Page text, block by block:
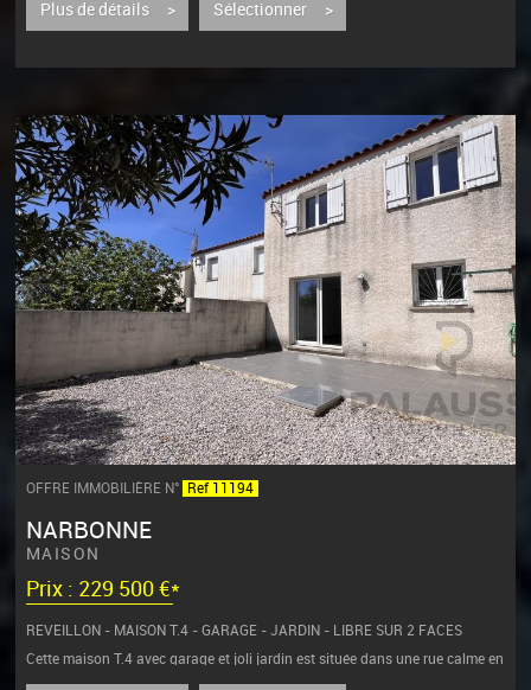
Plus de détails > Sélectionner >
OFFRE IMMOBILIÈRE N° Ref 11194
NARBONNE
MAISON
Prix : 229 500 €*
REVEILLON - MAISON T.4 - GARAGE - JARDIN - LIBRE SUR 2 FACES
Cette maison T.4 avec garage et joli jardin est située dans une rue calme en